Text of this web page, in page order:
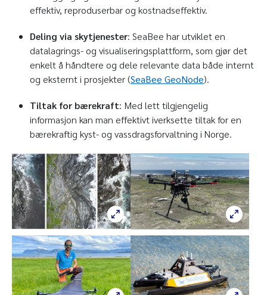
effektiv, reproduserbar og kostnadseffektiv.
Deling via skytjenester: SeaBee har utviklet en
datalagrings- og visualiseringsplattform, som gjør det
enkelt å håndtere og dele relevante data både internt
og eksternt i prosjekter (SeaBee GeoNode).
Tiltak for bærekraft: Med lett tilgjengelig
informasjon kan man effektivt iverksette tiltak for en
bærekraftig kyst- og vassdragsforvaltning i Norge.